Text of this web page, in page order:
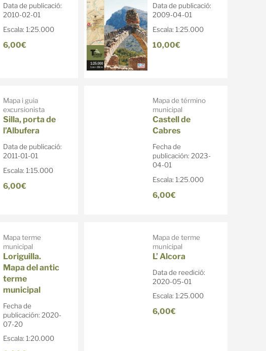
Data de publicació:
2010-02-01
Escala: 1:25.000
6,00€
Data de publicació:
2009-04-01
Escala: 1:25.000
10,00€
Mapa i guia
excursionista
Silla, porta de
l’Albufera
Data de publicació:
2011-01-01
Escala: 1:15.000
6,00€
Mapa de término
municipal
Castell de
Cabres
Fecha de
publicación: 2023-
04-01
Escala: 1:25.000
6,00€
Mapa terme
municipal
Loriguilla.
Mapa del antic
terme
municipal
Fecha de
publicación: 2020-
07-20
Escala: 1:20.000
Mapa de terme
municipal
L’ Alcora
Data de reedició:
2020-05-01
Escala: 1:25.000
6,00€